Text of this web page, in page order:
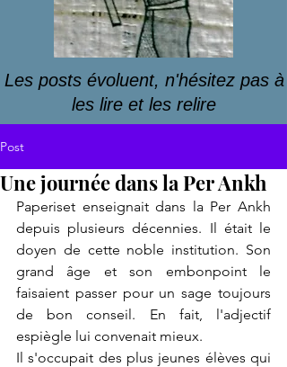
Les posts évoluent, n'hésitez pas à
les lire et les relire
Post
Une journée dans la Per Ankh
Paperiset enseignait dans la Per Ankh
depuis plusieurs décennies. Il était le
doyen de cette noble institution. Son
grand âge et son embonpoint le
faisaient passer pour un sage toujours
de bon conseil. En fait, l'adjectif
espiègle lui convenait mieux.
Il s'occupait des plus jeunes élèves qui